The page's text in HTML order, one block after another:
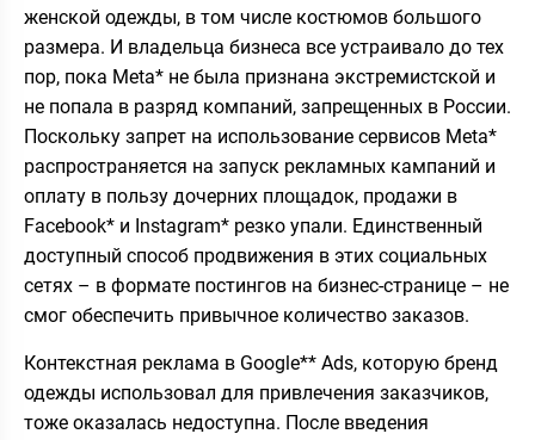
женской одежды, в том числе костюмов большого
размера. И владельца бизнеса все устраивало до тех
пор, пока Meta* не была признана экстремистской и
не попала в разряд компаний, запрещенных в России.
Поскольку запрет на использование сервисов Meta*
распространяется на запуск рекламных кампаний и
оплату в пользу дочерних площадок, продажи в
Facebook* и Instagram* резко упали. Единственный
доступный способ продвижения в этих социальных
сетях – в формате постингов на бизнес-странице – не
смог обеспечить привычное количество заказов.
Контекстная реклама в Google** Ads, которую бренд
одежды использовал для привлечения заказчиков,
тоже оказалась недоступна. После введения